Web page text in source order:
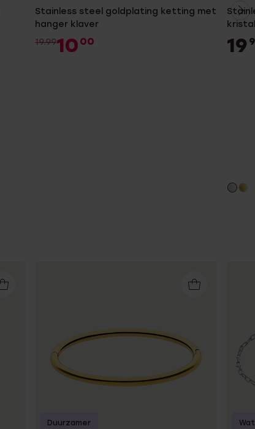
Stainless steel goldplating ketting met
hanger klaver
19.9910 00
kristal
19
Duurzamer